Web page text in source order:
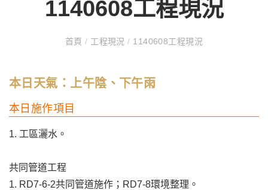
1140608工程現況
首頁/ 工程現況/ 1140608工程現況
本日天氣：上午陰、下午雨
本日施作項目
1. 工區灑水。
共同管道工程
1. RD7-6-2共同管道施作；RD7-8環境整理。